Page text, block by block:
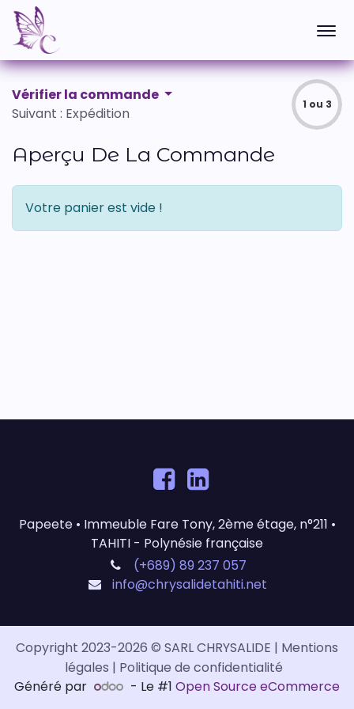
Vérifier la commande
Suivant : Expédition
1 ou 3
Aperçu De La Commande
Votre panier est vide !
Papeete • Immeuble Fare Tony, 2ème étage, n°211 •
TAHITI - Polynésie française
(+689) 89 237 057
info@chrysalidetahiti.net
Copyright 2023-2026 ​​© SARL CHRYSALIDE | Mentions
légales | Politique de confidentialité
Généré par
- Le #1 Open Source eCommerce